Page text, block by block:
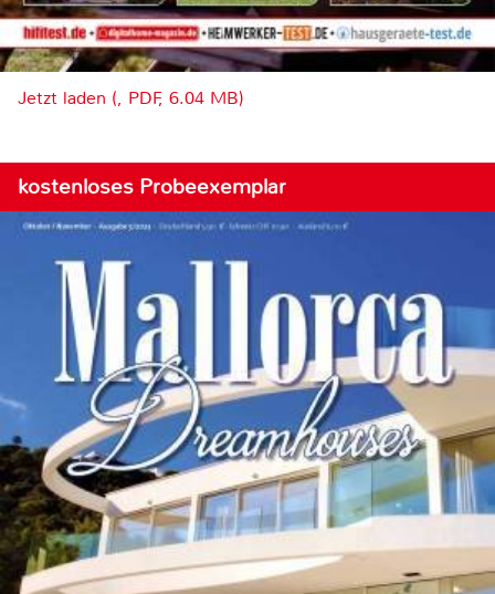
Jetzt laden (, PDF, 6.04 MB)
kostenloses Probeexemplar